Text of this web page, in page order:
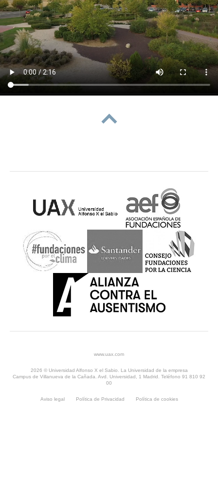
www.uax.com
2026 © Universidad Alfonso X el Sabio. La Universidad de la empresa
Campus de Villanueva de la Cañada. Avd. Universidad, 1 Madrid. Teléfono 91 810 92
00
Aviso legal Política de Privacidad Política de cookies